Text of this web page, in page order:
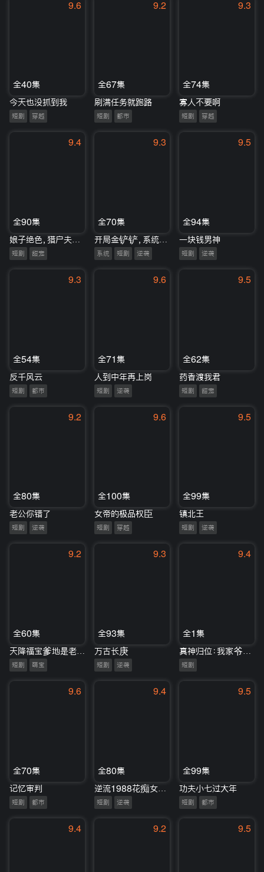
9.6
全40集
今天也没抓到我
短剧 穿越
9.2
全67集
刷满任务就跑路
短剧 都市
9.3
全74集
寡人不要啊
短剧 穿越
9.4
全90集
短剧 甜宠
9.3
全70集
系统 短剧 逆袭
9.5
全94集
一块钱男神
短剧 逆袭
9.3
全54集
反千风云
短剧 都市
9.6
全71集
人到中年再上岗
短剧 逆袭
9.5
全62集
药香渡我君
短剧 甜宠
9.2
全80集
老公你错了
短剧 逆袭
9.6
全100集
女帝的极品权臣
短剧 穿越
9.5
全99集
镇北王
短剧 逆袭
9.2
全60集
短剧 萌宝
9.3
全93集
万古长庚
短剧 逆袭
9.4
全1集
短剧
9.6
全70集
记忆审判
短剧 都市
9.4
全80集
短剧 逆袭
9.5
全99集
功夫小七过大年
短剧 都市
9.4 9.2 9.5